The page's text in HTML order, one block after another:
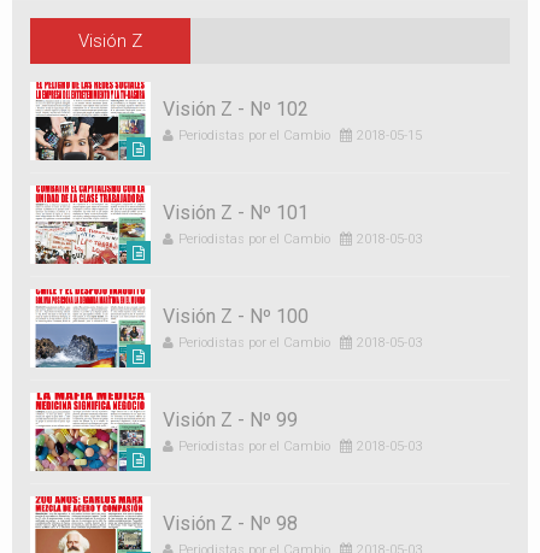
Visión Z
Visión Z - Nº 102
Periodistas por el Cambio 2018-05-15
Visión Z - Nº 101
Periodistas por el Cambio 2018-05-03
Visión Z - Nº 100
Periodistas por el Cambio 2018-05-03
Visión Z - Nº 99
Periodistas por el Cambio 2018-05-03
Visión Z - Nº 98
Periodistas por el Cambio 2018-05-03